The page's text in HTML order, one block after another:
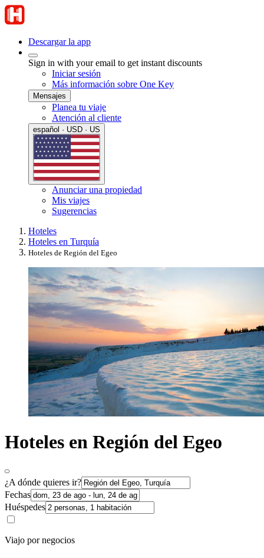
Descargar la app
Sign in with your email to get instant discounts
Iniciar sesión
Más información sobre One Key
Mensajes
Planea tu viaje
Atención al cliente
español · USD · US
Anunciar una propiedad
Mis viajes
Sugerencias
Hoteles
Hoteles en Turquía
Hoteles de Región del Egeo
Hoteles en Región del Egeo
¿A dónde quieres ir?
Fechas
Huéspedes
Viajo por negocios